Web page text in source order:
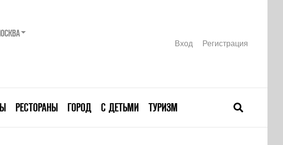
Вход Регистрация
РЕСТОРАНЫ ГОРОД С ДЕТЬМИ ТУРИЗМ